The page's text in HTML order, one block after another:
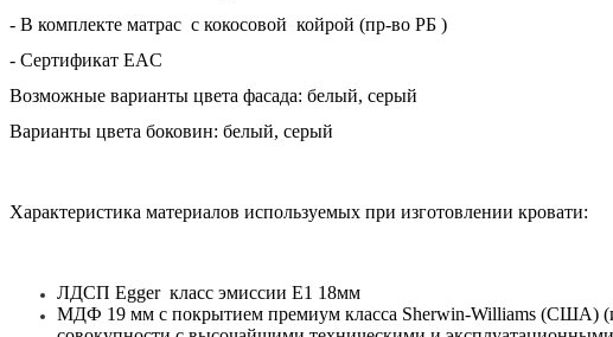
- В комплекте матрас с кокосовой койрой (пр-во РБ )
- Сертификат EAC
Возможные варианты цвета фасада: белый, серый
Варианты цвета боковин: белый, серый
Характеристика материалов используемых при изготовлении кровати:
ЛДСП Egger класс эмиссии Е1 18мм
МДФ 19 мм с покрытием премиум класса Sherwin-Williams (США)